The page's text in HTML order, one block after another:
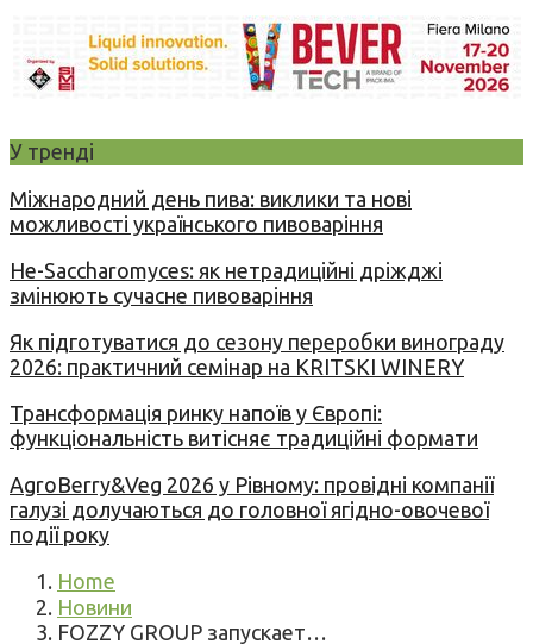
У тренді
Міжнародний день пива: виклики та нові
можливості українського пивоваріння
Не-Saccharomyces: як нетрадиційні дріжджі
змінюють сучасне пивоваріння
Як підготуватися до сезону переробки винограду
2026: практичний семінар на KRITSKI WINERY
Трансформація ринку напоїв у Європі:
функціональність витісняє традиційні формати
AgroBerry&Veg 2026 у Рівному: провідні компанії
галузі долучаються до головної ягідно-овочевої
події року
Home
Новини
FOZZY GROUP запускает…